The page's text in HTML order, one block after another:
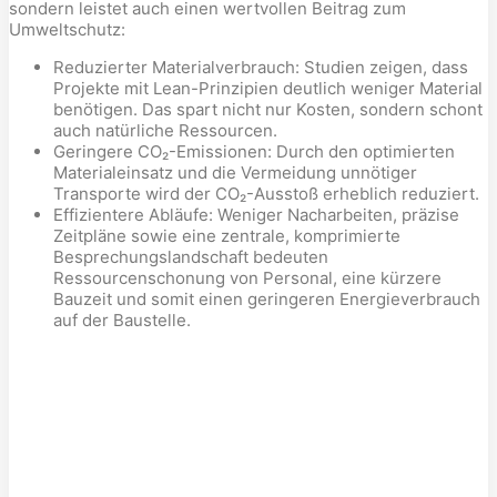
sondern leistet auch einen wertvollen Beitrag zum
Umweltschutz:
Reduzierter Materialverbrauch: Studien zeigen, dass
Projekte mit Lean-Prinzipien deutlich weniger Material
benötigen. Das spart nicht nur Kosten, sondern schont
auch natürliche Ressourcen.
Geringere CO₂-Emissionen: Durch den optimierten
Materialeinsatz und die Vermeidung unnötiger
Transporte wird der CO₂-Ausstoß erheblich reduziert.
Effizientere Abläufe: Weniger Nacharbeiten, präzise
Zeitpläne sowie eine zentrale, komprimierte
Besprechungslandschaft bedeuten
Ressourcenschonung von Personal, eine kürzere
Bauzeit und somit einen geringeren Energieverbrauch
auf der Baustelle.